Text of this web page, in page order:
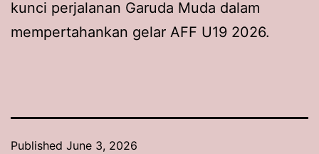
kunci perjalanan Garuda Muda dalam
mempertahankan gelar AFF U19 2026.
Published June 3, 2026